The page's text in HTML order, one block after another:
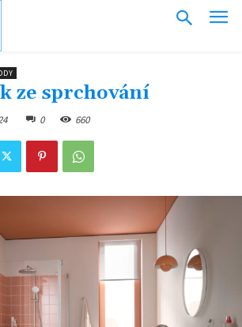
ze sprchování
0 660